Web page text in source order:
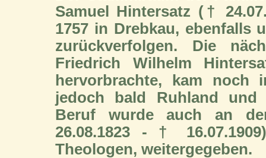
Samuel Hintersatz (†
1757 in Drebkau, ebenfalls
zurückverfolgen. Die
Friedrich Wilhelm
hervorbrachte, kam noch
jedoch bald Ruhland und
Beruf wurde auch an
26.08.1823 - †
Theologen, weitergegeben.